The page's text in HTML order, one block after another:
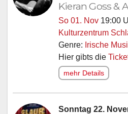
Kieran Goss &
So 01. Nov 19:00
Kulturzentrum
Genre: Irische
Hier gibts die
mehr Details
Sonntag 22.